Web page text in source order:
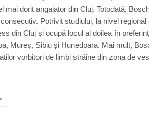
mai dorit angajator din Cluj. Totodată,
Potrivit studiului, la nivel
din Cluj și ocupă locul al doilea în
Mureș, Sibiu și Hunedoara. Mai mult,
vorbitori de limbi străine din zona de